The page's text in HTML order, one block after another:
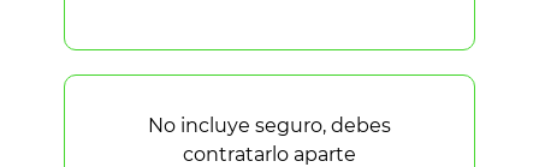
No incluye seguro, debes
contratarlo aparte